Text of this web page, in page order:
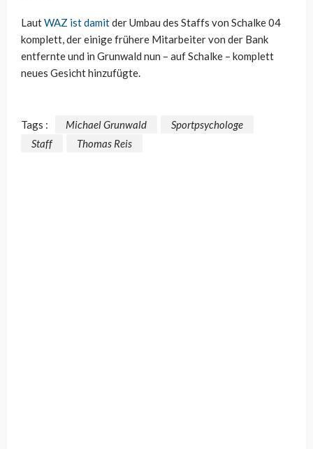
LautWAZ ist damitder Umbau des Staffs von Schalke 04
komplett, der einige frühere Mitarbeiter von der Bank
entfernte und in Grunwald nun – auf Schalke – komplett
neues Gesicht hinzufügte.
Tags : Michael Grunwald
Sportpsychologe
Staff
Thomas Reis